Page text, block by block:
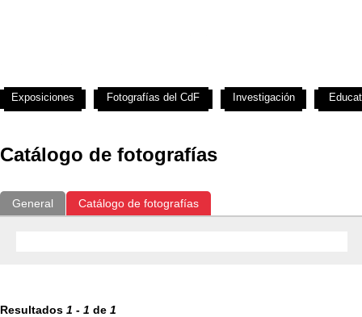
Catálogo de fotografías
General Catálogo de fotografías
Resultados 1 - 1 de 1
Exposiciones Fotografías del CdF Investigación